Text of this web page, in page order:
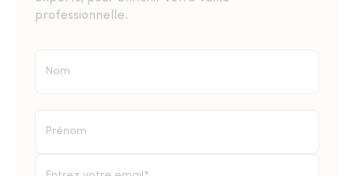
professionnelle.